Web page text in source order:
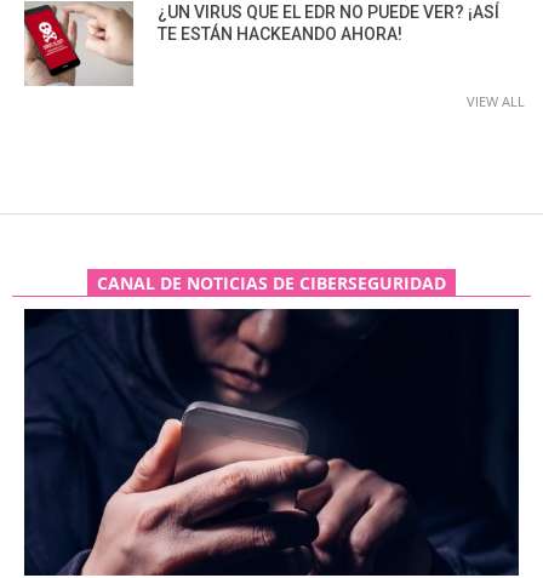
¿UN VIRUS QUE EL EDR NO PUEDE VER? ¡ASÍ
TE ESTÁN HACKEANDO AHORA!
VIEW ALL
CANAL DE NOTICIAS DE CIBERSEGURIDAD